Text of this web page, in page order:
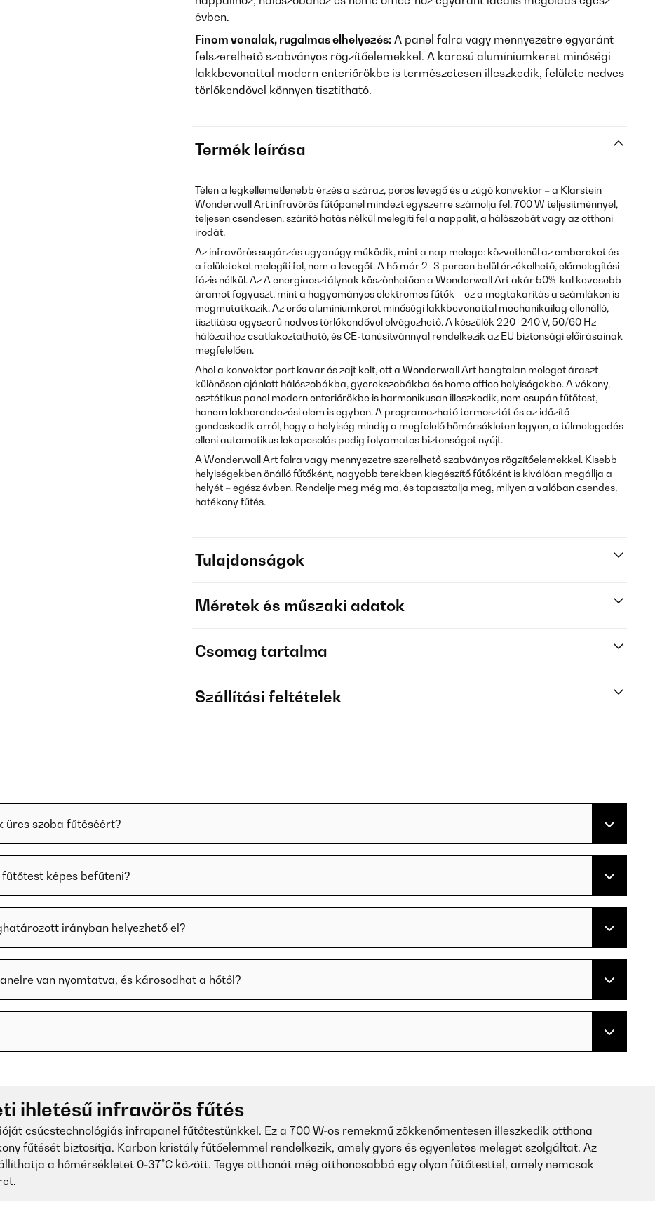
évben.
Finom vonalak, rugalmas elhelyezés: A panel falra vagy mennyezetre egyaránt
felszerelhető szabványos rögzítőelemekkel. A karcsú alumíniumkeret minőségi
lakkbevonattal modern enteriőrökbe is természetesen illeszkedik, felülete nedves
törlőkendővel könnyen tisztítható.
Termék leírása
Télen a legkellemetlenebb érzés a száraz, poros levegő és a zúgó konvektor – a Klarstein
Wonderwall Art infravörös fűtőpanel mindezt egyszerre számolja fel. 700 W teljesítménnyel,
teljesen csendesen, szárító hatás nélkül melegíti fel a nappalit, a hálószobát vagy az otthoni
irodát.
Az infravörös sugárzás ugyanúgy működik, mint a nap melege: közvetlenül az embereket és
a felületeket melegíti fel, nem a levegőt. A hő már 2–3 percen belül érzékelhető, előmelegítési
fázis nélkül. Az A energiaosztálynak köszönhetően a Wonderwall Art akár 50%-kal kevesebb
áramot fogyaszt, mint a hagyományos elektromos fűtők – ez a megtakarítás a számlákon is
megmutatkozik. Az erős alumíniumkeret minőségi lakkbevonattal mechanikailag ellenálló,
tisztítása egyszerű nedves törlőkendővel elvégezhető. A készülék 220–240 V, 50/60 Hz
hálózathoz csatlakoztatható, és CE-tanúsítvánnyal rendelkezik az EU biztonsági előírásainak
megfelelően.
Ahol a konvektor port kavar és zajt kelt, ott a Wonderwall Art hangtalan meleget áraszt –
különösen ajánlott hálószobákba, gyerekszobákba és home office helyiségekbe. A vékony,
esztétikus panel modern enteriőrökbe is harmonikusan illeszkedik, nem csupán fűtőtest,
hanem lakberendezési elem is egyben. A programozható termosztát és az időzítő
gondoskodik arról, hogy a helyiség mindig a megfelelő hőmérsékleten legyen, a túlmelegedés
elleni automatikus lekapcsolás pedig folyamatos biztonságot nyújt.
A Wonderwall Art falra vagy mennyezetre szerelhető szabványos rögzítőelemekkel. Kisebb
helyiségekben önálló fűtőként, nagyobb terekben kiegészítő fűtőként is kiválóan megállja a
helyét – egész évben. Rendelje meg még ma, és tapasztalja meg, milyen a valóban csendes,
hatékony fűtés.
Tulajdonságok
Méretek és műszaki adatok
Csomag tartalma
Szállítási feltételek
üres szoba fűtéséért?
képes befűteni?
irányban helyezhető el?
van nyomtatva, és károsodhat a hőtől?
ihletésű infravörös fűtés
csúcstechnológiás infrapanel fűtőtestünkkel. Ez a 700 W-os remekmű zökkenőmentesen illeszkedik otthona
fűtését biztosítja. Karbon kristály fűtőelemmel rendelkezik, amely gyors és egyenletes meleget szolgáltat. Az
a hőmérsékletet 0-37°C között. Tegye otthonát még otthonosabbá egy olyan fűtőtesttel, amely nemcsak